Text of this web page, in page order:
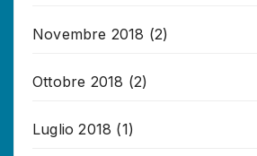
Novembre 2018 (2)
Ottobre 2018 (2)
Luglio 2018 (1)